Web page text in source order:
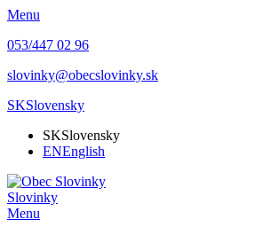
Menu
053/447 02 96
slovinky@obecslovinky.sk
SKSlovensky
SKSlovensky
ENEnglish
Slovinky
Menu